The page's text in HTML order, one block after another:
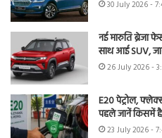
30 July 2026 -
नई मारुति ब्रेजा
साथ आई SUV,
26 July 2026 -
E20 पेट्रोल,
पहले जानें किसमें है
23 July 2026 -